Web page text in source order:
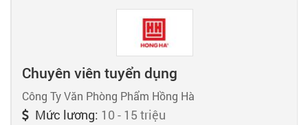
Chuyên viên tuyển dụng
Công Ty Văn Phòng Phẩm Hồng Hà
Mức lương: 10 - 15 triệu